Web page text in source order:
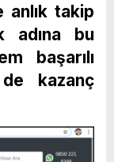
anlık takip
adına bu
başarılı
kazanç